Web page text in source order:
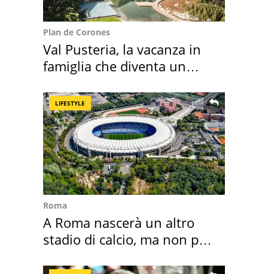
Plan de Corones
Val Pusteria, la vacanza in
famiglia che diventa un
LIFESTYLE
Roma
A Roma nascerà un altro
stadio di calcio, ma non per